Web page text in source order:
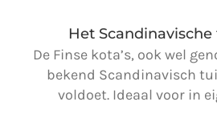
Het
De Finse kota’s, ook wel
bekend Scandinavisch
voldoet. Ideaal voor in